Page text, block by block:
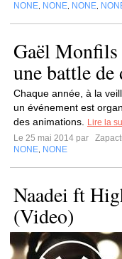
NONE NONE NONE
Gaël
une battle de
Chaque année, à la
un événement est
des animations.
Lire la
Le 25 mai 2014 par
NONE NONE
Naadei ft
(Video)